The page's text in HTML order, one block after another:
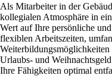
Als Mitarbeiter in der
kollegialen Atmosphäre in
Wert auf Ihre persönliche
flexiblen Arbeitszeiten,
Urlaubs- und
Ihre Fähigkeiten optimal